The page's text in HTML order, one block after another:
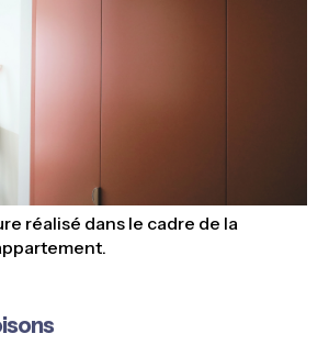
réalisé dans le cadre de la